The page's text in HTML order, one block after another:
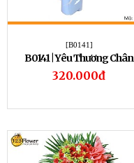
[B0141]
B0141 | Yêu Thương Chân
Thành
320.000đ